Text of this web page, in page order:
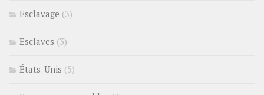
Esclavage (3)
Esclaves (3)
États-Unis (5)